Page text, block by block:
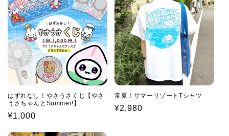
ン
:
はずれなし！やさうさくじ【やさ
うさちゃんとSummer!】
通
¥1,000
常夏！サマーリゾートTシャツ
通
¥2,980